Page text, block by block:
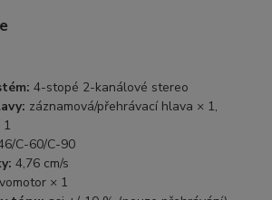
4-stopé 2-kanálové stereo
záznamová/přehrávací hlava × 1,
1
C-60/C-90
4,76 cm/s
× 1